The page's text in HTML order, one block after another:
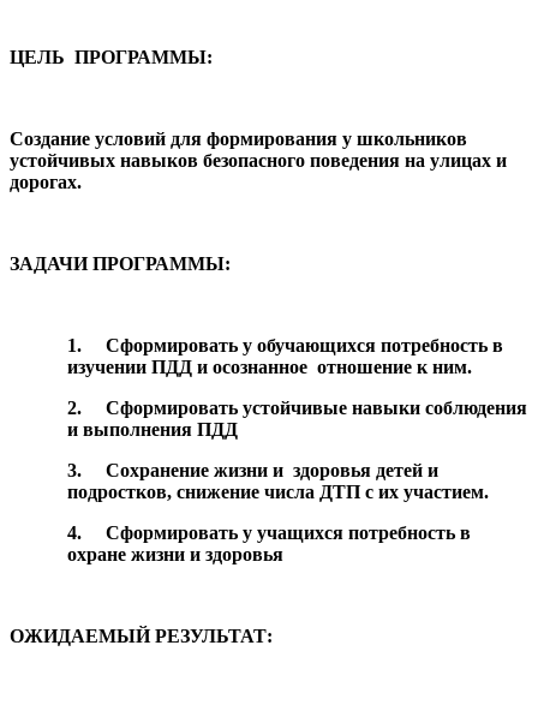
ЦЕЛЬ ПРОГРАММЫ:
Создание условий для формирования у школьников
устойчивых навыков безопасного поведения на улицах и
дорогах.
ЗАДАЧИ ПРОГРАММЫ:
1. Сформировать у обучающихся потребность в
изучении ПДД и осознанное отношение к ним.
2. Сформировать устойчивые навыки соблюдения
и выполнения ПДД
3. Сохранение жизни и здоровья детей и
подростков, снижение числа ДТП с их участием.
4. Сформировать у учащихся потребность в
охране жизни и здоровья
ОЖИДАЕМЫЙ РЕЗУЛЬТАТ: